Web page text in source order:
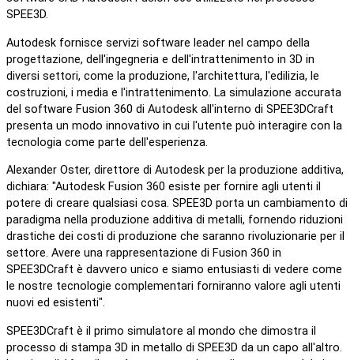
SPEE3D.
Autodesk fornisce servizi software leader nel campo della
progettazione, dell'ingegneria e dell'intrattenimento in 3D in
diversi settori, come la produzione, l'architettura, l'edilizia, le
costruzioni, i media e l'intrattenimento. La simulazione accurata
del software Fusion 360 di Autodesk all'interno di SPEE3DCraft
presenta un modo innovativo in cui l'utente può interagire con la
tecnologia come parte dell'esperienza.
Alexander Oster, direttore di Autodesk per la produzione additiva,
dichiara: "Autodesk Fusion 360 esiste per fornire agli utenti il
potere di creare qualsiasi cosa. SPEE3D porta un cambiamento di
paradigma nella produzione additiva di metalli, fornendo riduzioni
drastiche dei costi di produzione che saranno rivoluzionarie per il
settore. Avere una rappresentazione di Fusion 360 in
SPEE3DCraft è davvero unico e siamo entusiasti di vedere come
le nostre tecnologie complementari forniranno valore agli utenti
nuovi ed esistenti".
SPEE3DCraft è il primo simulatore al mondo che dimostra il
processo di stampa 3D in metallo di SPEE3D da un capo all'altro.